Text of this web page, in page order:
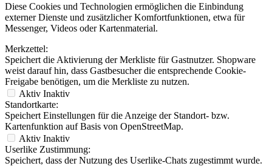
Diese Cookies und Technologien ermöglichen die Einbindung
externer Dienste und zusätzlicher Komfortfunktionen, etwa für
Messenger, Videos oder Kartenmaterial.
Merkzettel:
Speichert die Aktivierung der Merkliste für Gastnutzer. Shopware
weist darauf hin, dass Gastbesucher die entsprechende Cookie-
Freigabe benötigen, um die Merkliste zu nutzen.
Aktiv Inaktiv
Standortkarte:
Speichert Einstellungen für die Anzeige der Standort- bzw.
Kartenfunktion auf Basis von OpenStreetMap.
Aktiv Inaktiv
Userlike Zustimmung:
Speichert, dass der Nutzung des Userlike-Chats zugestimmt wurde.